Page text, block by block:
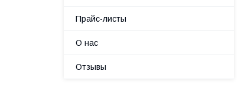
Прайс-листы
О нас
Отзывы